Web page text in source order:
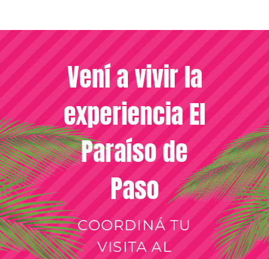
Vení a vivir la
experiencia El
Paraíso de
Paso
COORDINÁ TU
VISITA AL